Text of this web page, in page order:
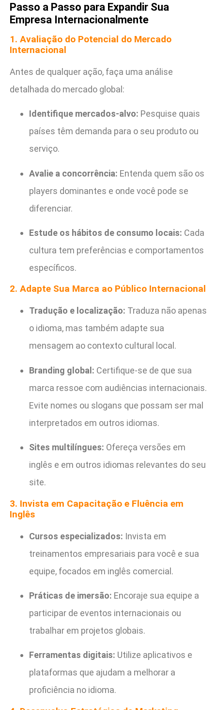
Passo a Passo para Expandir Sua
Empresa Internacionalmente
1. Avaliação do Potencial do Mercado
Internacional
Antes de qualquer ação, faça uma análise
detalhada do mercado global:
Identifique mercados-alvo: Pesquise quais
países têm demanda para o seu produto ou
serviço.
Avalie a concorrência: Entenda quem são os
players dominantes e onde você pode se
diferenciar.
Estude os hábitos de consumo locais: Cada
cultura tem preferências e comportamentos
específicos.
2. Adapte Sua Marca ao Público Internacional
Tradução e localização: Traduza não apenas
o idioma, mas também adapte sua
mensagem ao contexto cultural local.
Branding global: Certifique-se de que sua
marca ressoe com audiências internacionais.
Evite nomes ou slogans que possam ser mal
interpretados em outros idiomas.
Sites multilíngues: Ofereça versões em
inglês e em outros idiomas relevantes do seu
site.
3. Invista em Capacitação e Fluência em
Inglês
Cursos especializados: Invista em
treinamentos empresariais para você e sua
equipe, focados em inglês comercial.
Práticas de imersão: Encoraje sua equipe a
participar de eventos internacionais ou
trabalhar em projetos globais.
Ferramentas digitais: Utilize aplicativos e
plataformas que ajudam a melhorar a
proficiência no idioma.